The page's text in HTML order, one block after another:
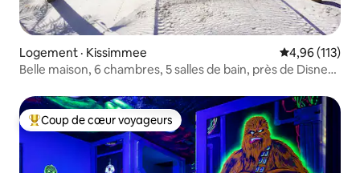
Logement · Kissimmee Note
4,96 (113)
Belle maison, 6 chambres, 5 salles de bain, près de Disney,
Coup de cœur voyageurs parmi les plus aimés
Coup de cœur voyageurs